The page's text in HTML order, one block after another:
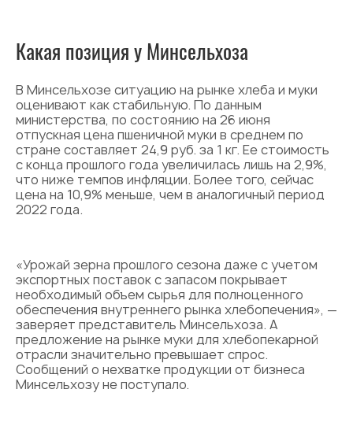
Какая позиция у Минсельхоза
В Минсельхозе ситуацию на рынке хлеба и муки
оценивают как стабильную. По данным
министерства, по состоянию на 26 июня
отпускная цена пшеничной муки в среднем по
стране составляет 24,9 руб. за 1 кг. Ее стоимость
с конца прошлого года увеличилась лишь на 2,9%,
что ниже темпов инфляции. Более того, сейчас
цена на 10,9% меньше, чем в аналогичный период
2022 года.
«Урожай зерна прошлого сезона даже с учетом
экспортных поставок с запасом покрывает
необходимый объем сырья для полноценного
обеспечения внутреннего рынка хлебопечения», —
заверяет представитель Минсельхоза. А
предложение на рынке муки для хлебопекарной
отрасли значительно превышает спрос.
Сообщений о нехватке продукции от бизнеса
Минсельхозу не поступало.